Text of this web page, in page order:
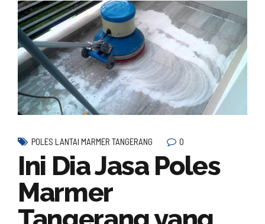
POLES LANTAI MARMER TANGERANG 0
Ini Dia Jasa Poles
Marmer